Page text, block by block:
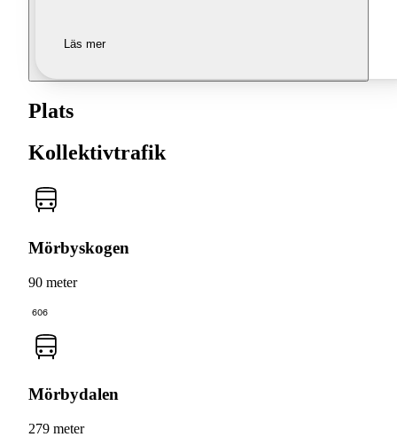
Läs mer
Plats
Kollektivtrafik
Mörbyskogen
90 meter
606
Mörbydalen
279 meter